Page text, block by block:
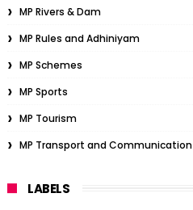
MP Rivers & Dam
MP Rules and Adhiniyam
MP Schemes
MP Sports
MP Tourism
MP Transport and Communication
LABELS